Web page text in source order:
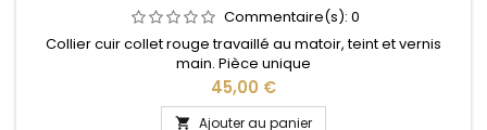
Commentaire(s): 0
Collier cuir collet rouge travaillé au matoir, teint et vernis
main. Pièce unique
Prix
45,00 €
 Ajouter au panier